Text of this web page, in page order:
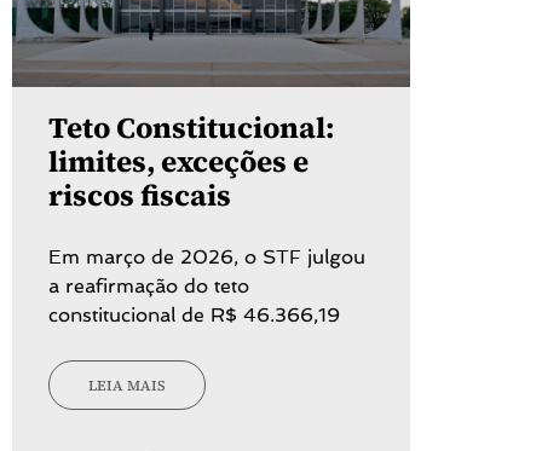
Teto Constitucional:
limites, exceções e
riscos fiscais
Em março de 2026, o STF julgou
a reafirmação do teto
constitucional de R$ 46.366,19
LEIA MAIS